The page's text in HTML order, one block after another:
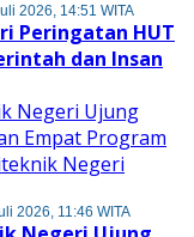
2026, 14:51 WITA
Peringatan HUT
dan Insan
2026, 11:46 WITA